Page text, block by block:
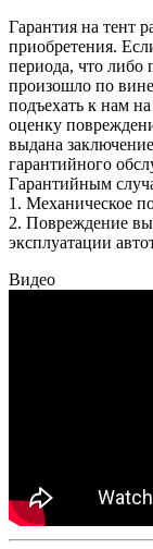
Гарантия на тент
приобретения.
периода, что либо
произошло по
подъехать к нам
оценку
выдана
гарантийного
Гарантийным
1. Механическое
2. Повреждение
эксплуатации
Видео